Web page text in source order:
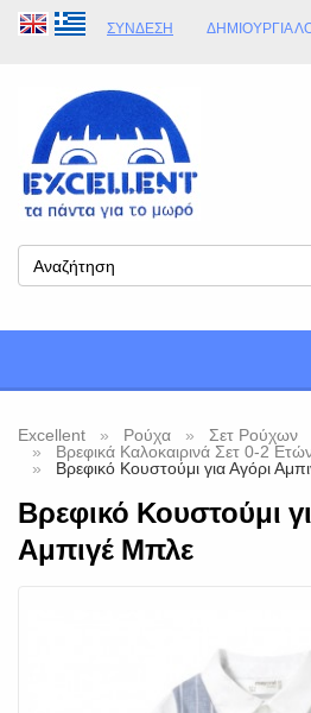
ΣΎΝΔΕΣΗ ΔΗΜΙΟΥΡΓΊΑ
ΩΡΆΡΙΟ
ΦΥΣΙΚΌ
Excellent Ρούχα
Σετ Ρούχων
Βρεφικά Καλοκαιρινά Σετ 0-2
Βρεφικό Κουστούμι για Αγόρι
Βρεφικό Κουστούμι
Αμπιγέ Μπλε